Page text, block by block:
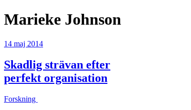
Marieke Johnson
14 maj 2014
Skadlig strävan efter
perfekt organisation
Forskning